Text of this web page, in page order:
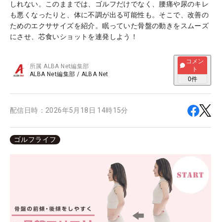
しれない。このままでは、ゴルフだけでなく、腰痛や尿のキレ
も悪くなったりと、体に不調が出る可能性も。そこで、改善の
ためのエクササイズを紹介。眠っていた骨盤の動きをスムーズ
にさせ、芯食いショットを連発しよう！
所属ALBA Net編集部
ALBA Net編集部 / ALBA Net
コメン
ト
0件
配信日時： 2026年5月18日 14時15分
ゴルフライフ